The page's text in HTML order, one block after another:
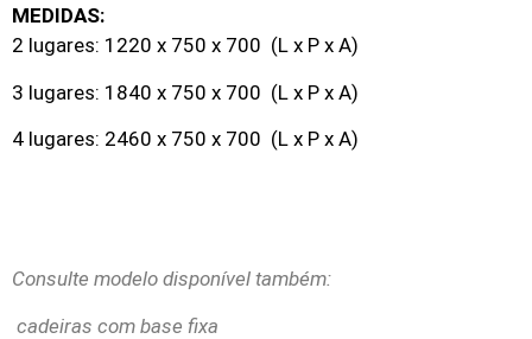
MEDIDAS:
2 lugares: 1220 x 750 x 700 (L x P x A)
3 lugares: 1840 x 750 x 700 (L x P x A)
4 lugares: 2460 x 750 x 700 (L x P x A)
Consulte modelo disponível também:
cadeiras com base fixa